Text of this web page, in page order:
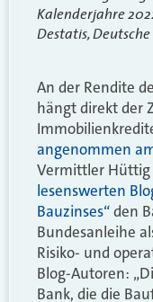
Kalenderjahre
Destatis,
An der Rendite
hängt direkt der
angenommen
Vermittler Hüttig
lesenswerten
Bauzinses“den
Bundesanleihe
Risiko- und
Blog-Autoren:
Bank, die die